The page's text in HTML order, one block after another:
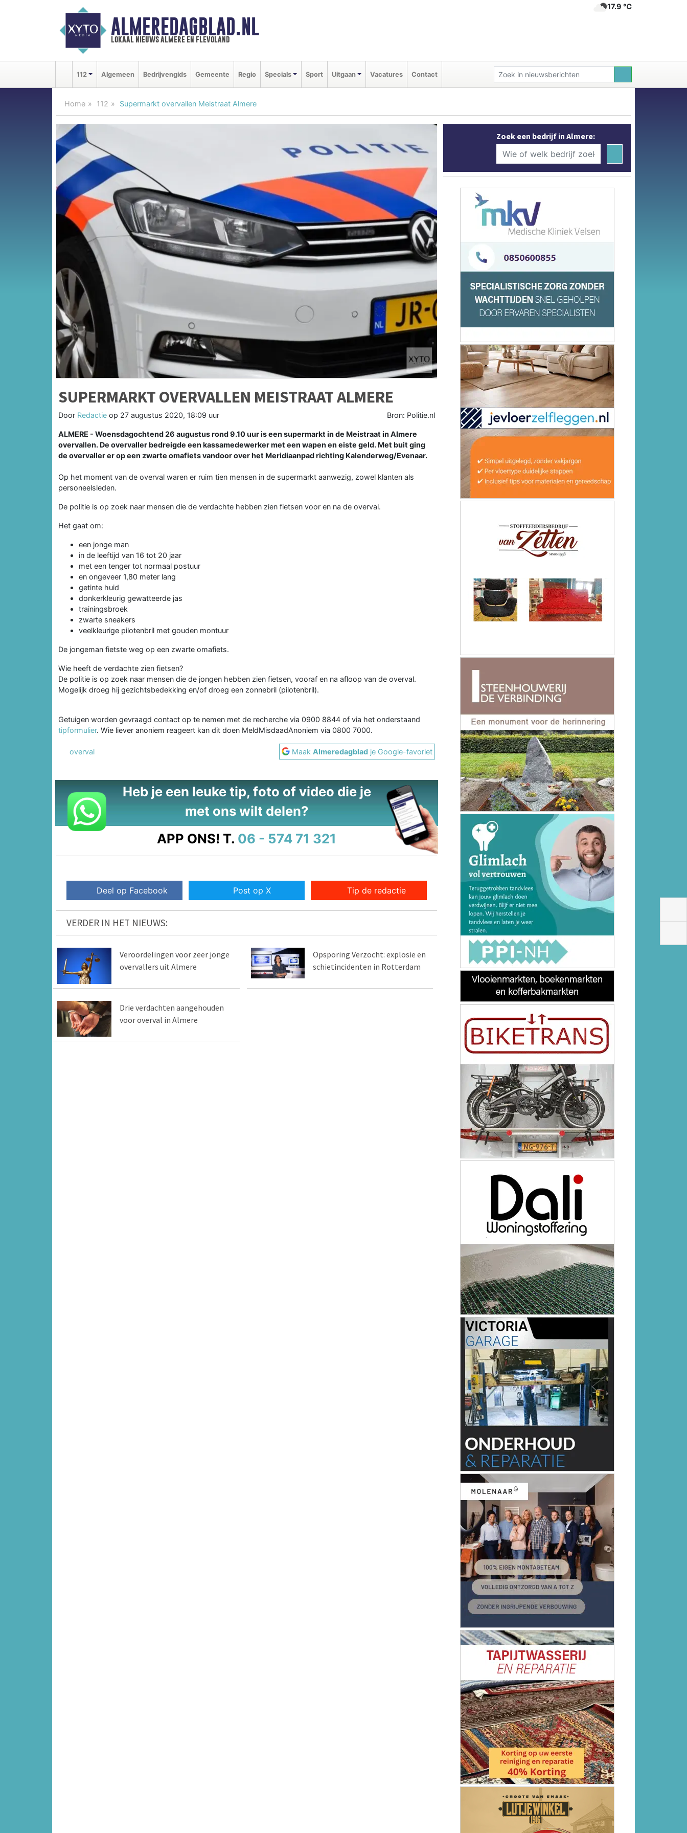
ALMEREDAGBLAD.NL
lokaal nieuws almere en flevoland
17.9 ℃
112 Algemeen Bedrijvengids Gemeente Regio Specials Sport Uitgaan Vacatures Contact
Home 112 Supermarkt overvallen Meistraat Almere
SUPERMARKT OVERVALLEN MEISTRAAT ALMERE
Door Redactie op 27 augustus 2020, 18:09 uur Bron: Politie.nl
ALMERE - Woensdagochtend 26 augustus rond 9.10 uur is een supermarkt in de Meistraat in Almere
overvallen. De overvaller bedreigde een kassamedewerker met een wapen en eiste geld. Met buit ging
de overvaller er op een zwarte omafiets vandoor over het Meridiaanpad richting Kalenderweg/Evenaar.
Op het moment van de overval waren er ruim tien mensen in de supermarkt aanwezig, zowel klanten als
personeelsleden.
De politie is op zoek naar mensen die de verdachte hebben zien fietsen voor en na de overval.
Het gaat om:
een jonge man
in de leeftijd van 16 tot 20 jaar
met een tenger tot normaal postuur
en ongeveer 1,80 meter lang
getinte huid
donkerkleurig gewatteerde jas
trainingsbroek
zwarte sneakers
veelkleurige pilotenbril met gouden montuur
De jongeman fietste weg op een zwarte omafiets.
Wie heeft de verdachte zien fietsen?
De politie is op zoek naar mensen die de jongen hebben zien fietsen, vooraf en na afloop van de overval.
Mogelijk droeg hij gezichtsbedekking en/of droeg een zonnebril (pilotenbril).
Getuigen worden gevraagd contact op te nemen met de recherche via 0900 8844 of via het onderstaand
tipformulier. Wie liever anoniem reageert kan dit doen MeldMisdaadAnoniem via 0800 7000.
overval MaakAlmeredagblad je Google-favoriet
Heb je een leuke tip, foto of video die je
met ons wilt delen?
APP ONS! T. 06 - 574 71 321
Deel op Facebook Post op X Tip de redactie
VERDER IN HET NIEUWS:
Veroordelingen voor zeer jonge
overvallers uit Almere
Opsporing Verzocht: explosie en
schietincidenten in Rotterdam
Drie verdachten aangehouden
voor overval in Almere
Zoek een bedrijf in Almere: